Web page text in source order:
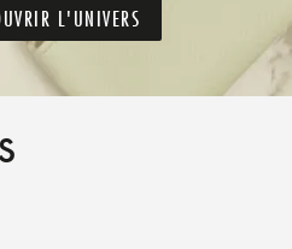
L'UNIVERS